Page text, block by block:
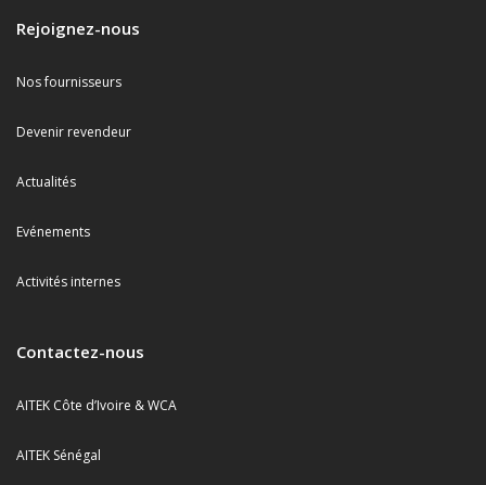
Rejoignez-nous
Nos fournisseurs
Devenir revendeur
Actualités
Evénements
Activités internes
Contactez-nous
AITEK Côte d’Ivoire & WCA
AITEK Sénégal